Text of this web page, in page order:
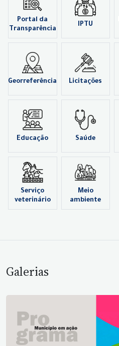
Portal da
Transparência
IPTU
Georreferência Licitações
Educação Saúde
Serviço
veterinário
Meio
ambiente
Galerias